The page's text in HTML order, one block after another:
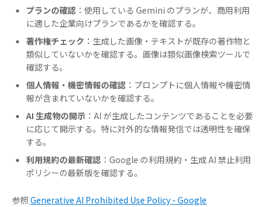
プランの確認 ：使用している Gemini のプランが、商用利用
に適した企業向けプランであるかを確認する。
著作権チェック ：生成した画像・テキストが既存の著作物と
類似していないかを確認する。画像は類似画像検索ツールで
確認する。
個人情報・機密情報の確認 ：プロンプトに個人情報や機密情
報が含まれていないかを確認する。
AI 生成物の開示 ：AI が生成したコンテンツであることを必要
に応じて開示する。特に対外的な情報発信では透明性を確保
する。
利用規約の最新確認 ：Google の利用規約・生成 AI 禁止利用
ポリシーの最新版を確認する。
参照Generative AI Prohibited Use Policy - Google